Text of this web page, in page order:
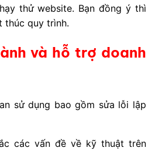
thử website. Bạn đồng ý thì
thúc quy trình.
và hỗ trợ doanh
sử dụng bao gồm sửa lỗi lập
các vấn đề về kỹ thuật trên